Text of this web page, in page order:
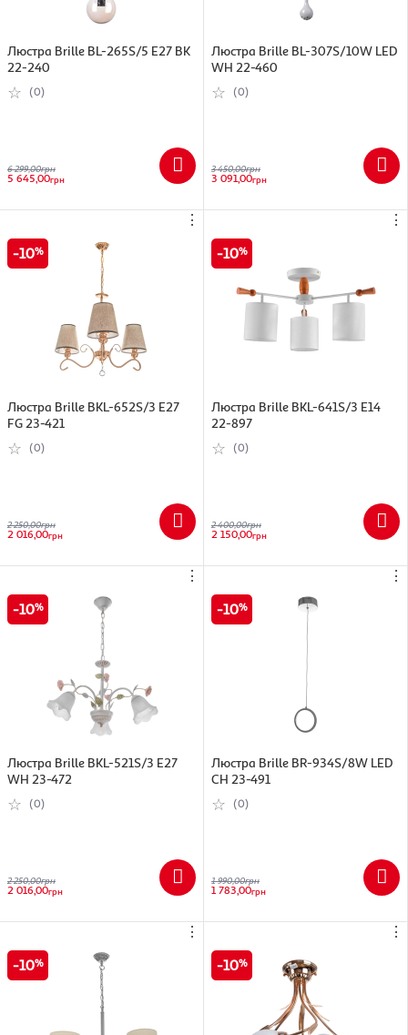
Люстра Brille BL-265S/5 E27 BK
22-240
(0)
6 299,00грн
5 645,00грн
Люстра Brille BL-307S/10W LED
WH 22-460
(0)
3 450,00грн
3 091,00грн
⋮
10
Люстра Brille BKL-652S/3 E27
FG 23-421
(0)
2 250,00грн
2 016,00грн
⋮
10
Люстра Brille BKL-641S/3 E14
22-897
(0)
2 400,00грн
2 150,00грн
⋮
10
Люстра Brille BKL-521S/3 E27
WH 23-472
(0)
2 250,00грн
2 016,00грн
⋮
10
Люстра Brille BR-934S/8W LED
CH 23-491
(0)
1 990,00грн
1 783,00грн
⋮
10
⋮
10